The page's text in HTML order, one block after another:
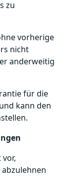
zu
vorherige
nicht
anderweitig
für die
kann den